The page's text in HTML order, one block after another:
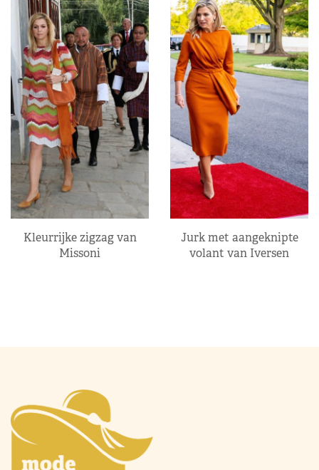
Kleurrijke zigzag van
Missoni
Jurk met aangeknipte
volant van Iversen